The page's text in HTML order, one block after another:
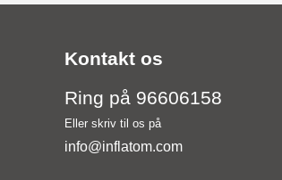
Kontakt os
Ring på 96606158
Eller skriv til os på
info@inflatom.com